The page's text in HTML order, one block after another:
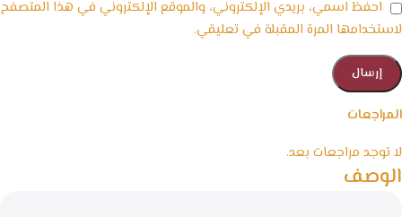
المراجعات
لا توجد مراجعات بعد.
احفظ اسمي، بريدي الإلكتروني، والموقع الإلكتروني في هذا المتصفح
لاستخدامها المرة المقبلة في تعليقي.
الوصف